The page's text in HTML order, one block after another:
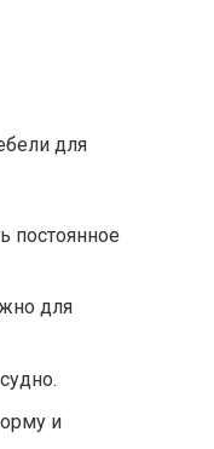
для
постоянное
для
и